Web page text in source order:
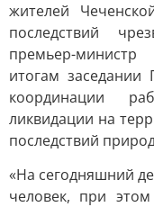
жителей
последствий
премьер-
итогам заседании
координации
ликвидации на
последствий
«На сегодняшний
человек, при